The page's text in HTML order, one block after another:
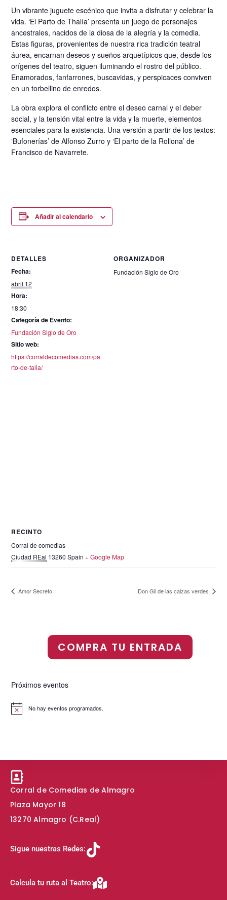
Un vibrante juguete escénico que invita a disfrutar y celebrar la
vida. ‘El Parto de Thalía’ presenta un juego de personajes
ancestrales, nacidos de la diosa de la alegría y la comedia.
Estas figuras, provenientes de nuestra rica tradición teatral
áurea, encarnan deseos y sueños arquetípicos que, desde los
orígenes del teatro, siguen iluminando el rostro del público.
Enamorados, fanfarrones, buscavidas, y perspicaces conviven
en un torbellino de enredos.
La obra explora el conflicto entre el deseo carnal y el deber
social, y la tensión vital entre la vida y la muerte, elementos
esenciales para la existencia. Una versión a partir de los textos:
‘Bufonerías’ de Alfonso Zurro y ‘El parto de la Rollona’ de
Francisco de Navarrete.
Añadir al calendario
DETALLES
Fecha:
abril 12
Hora:
18:30
Categoría de Evento:
Fundación Siglo de Oro
Sitio web:
https://corraldecomedias.com/pa
rto-de-talia/
ORGANIZADOR
Fundación Siglo de Oro
RECINTO
Corral de comedias
Ciudad REal 13260 Spain + Google Map
Amor Secreto Don Gil de las calzas verdes
COMPRA TU ENTRADA
Próximos eventos
No hay eventos programados.
Corral de Comedias de Almagro
Plaza Mayor 18
13270 Almagro (C.Real)
Sigue nuestras Redes:
Calcula tu ruta al Teatro: